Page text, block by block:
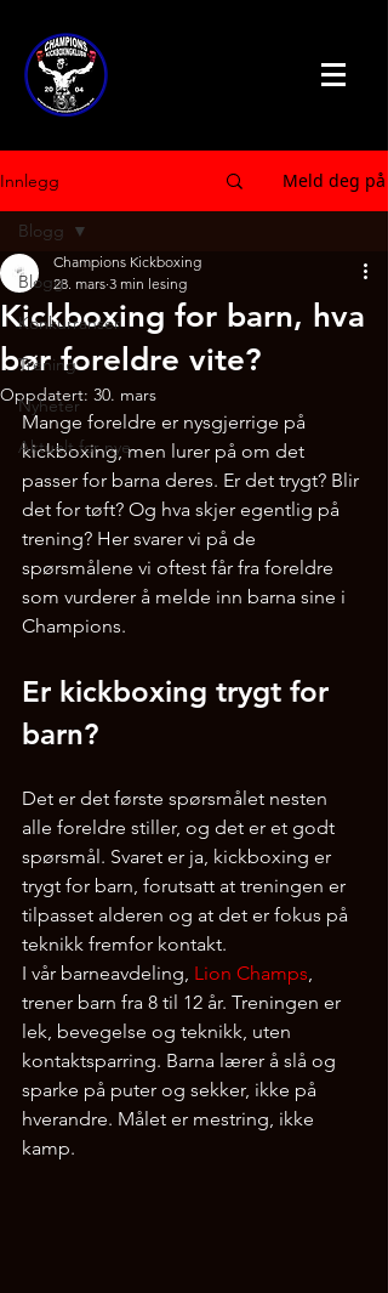
Innlegg Meld deg på
Blogg
Konkurranser
Trening
Nyheter
Aktuelt for nye
Blogg
Kickboxing for barn, hva
bør foreldre vite?
Champions Kickboxing
28. mars 3 min lesing
Oppdatert: 30. mars
Mange foreldre er nysgjerrige på
kickboxing, men lurer på om det
passer for barna deres. Er det trygt? Blir
det for tøft? Og hva skjer egentlig på
trening? Her svarer vi på de
spørsmålene vi oftest får fra foreldre
som vurderer å melde inn barna sine i
Champions.
Er kickboxing trygt for
barn?
Det er det første spørsmålet nesten
alle foreldre stiller, og det er et godt
spørsmål. Svaret er ja, kickboxing er
trygt for barn, forutsatt at treningen er
tilpasset alderen og at det er fokus på
teknikk fremfor kontakt.
I vår barneavdeling, Lion Champs,
trener barn fra 8 til 12 år. Treningen er
lek, bevegelse og teknikk, uten
kontaktsparring. Barna lærer å slå og
sparke på puter og sekker, ikke på
hverandre. Målet er mestring, ikke
kamp.